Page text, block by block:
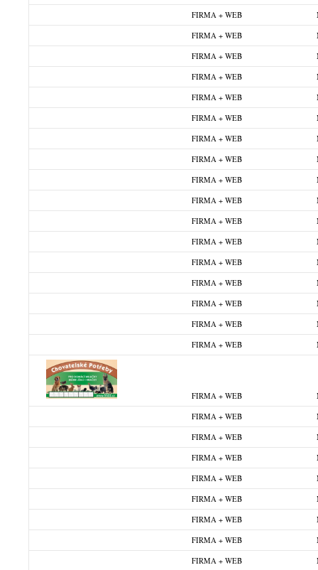
FIRMA + WEB
FIRMA + WEB
FIRMA + WEB
FIRMA + WEB
FIRMA + WEB
FIRMA + WEB
FIRMA + WEB
FIRMA + WEB
FIRMA + WEB
FIRMA + WEB
FIRMA + WEB
FIRMA + WEB
FIRMA + WEB
FIRMA + WEB
FIRMA + WEB
FIRMA + WEB
FIRMA + WEB
FIRMA + WEB
FIRMA + WEB
FIRMA + WEB
FIRMA + WEB
FIRMA + WEB
FIRMA + WEB
FIRMA + WEB
FIRMA + WEB
FIRMA + WEB